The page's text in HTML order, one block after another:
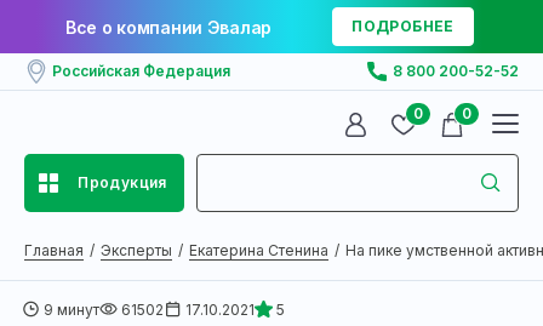
Все о компании Эвалар ПОДРОБНЕЕ
Российская Федерация 8 800 200-52-52
0 0
Продукция
Главная Эксперты Екатерина Стенина На пике умственной
9 минут 61502 17.10.2021 5